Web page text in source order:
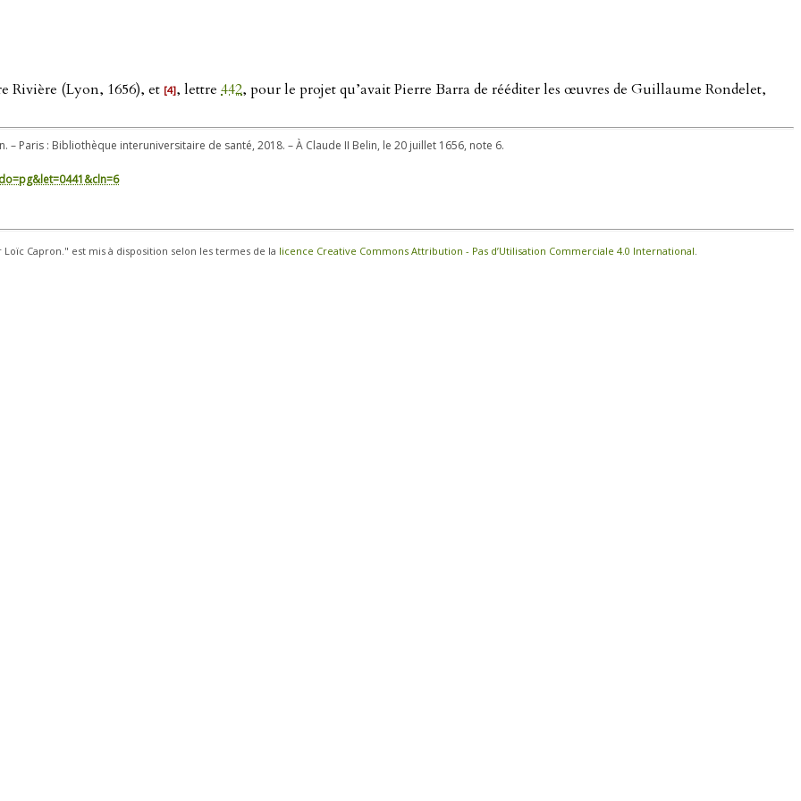
Rivière (Lyon, 1656), et [4], lettre 442, pour le projet qu’avait Pierre Barra de rééditer les œuvres de Guillaume Rondelet,
– Paris : Bibliothèque interuniversitaire de santé, 2018. – À Claude II Belin, le 20 juillet 1656, note 6.
Loïc Capron." est mis à disposition selon les termes de la licence Creative Commons Attribution - Pas d’Utilisation Commerciale 4.0 International.